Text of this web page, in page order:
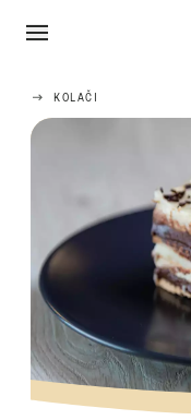
KOLAČI